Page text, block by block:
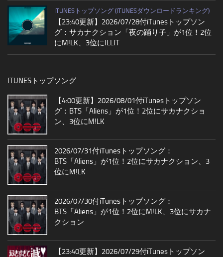
ITUNESトップソング (ITUNESダウンロードランキング)
【23:40更新】2026/07/28付iTunesトップソン
グ：サカナクション「夜の踊り子」が1位！2位
にM!LK、3位にILLIT
ITUNESトップソング
【4:00更新】2026/08/01付iTunesトップソン
グ：BTS「Aliens」が1位！2位にサカナクショ
ン、3位にM!LK
2026/07/31付iTunesトップソング：
BTS「Aliens」が1位！2位にサカナクション、3
位にM!LK
2026/07/30付iTunesトップソング：
BTS「Aliens」が1位！2位にM!LK、3位にサカナ
クション
【23:40更新】2026/07/29付iTunesトップソン